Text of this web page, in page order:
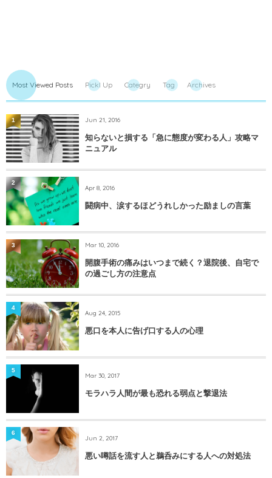
Most Viewed Posts PickI Up Categry Tag Archives
Jun 21, 2016
知らないと損する「急に態度が変わる人」攻略マ
ニュアル
1
Apr 8, 2016
闘病中、涙するほどうれしかった励ましの言葉
2
Mar 10, 2016
開腹手術の痛みはいつまで続く？退院後、自宅で
の過ごし方の注意点
3
Aug 24, 2015
悪口を本人に告げ口する人の心理
4
Mar 30, 2017
モラハラ人間が最も恐れる弱点と撃退法
5
Jun 2, 2017
悪い噂話を流す人と鵜呑みにする人への対処法
6